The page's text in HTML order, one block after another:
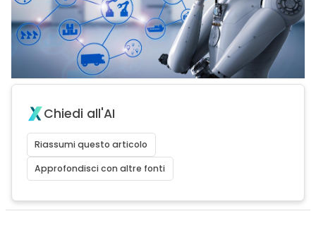
Chiedi all'AI
Riassumi questo articolo
Approfondisci con altre fonti